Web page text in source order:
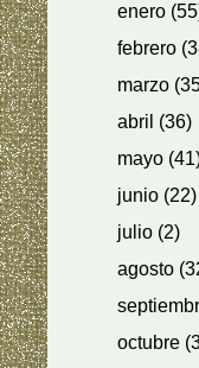
enero
febrero
marzo
abril (36)
mayo
junio (22)
julio (2)
agosto
octubre